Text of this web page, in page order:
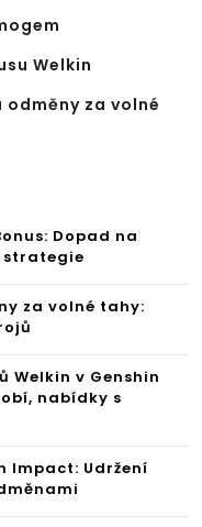
Welkin
za volné
Dopad na
strategie
za volné tahy:
Welkin v Genshin
nabídky s
Impact: Udržení